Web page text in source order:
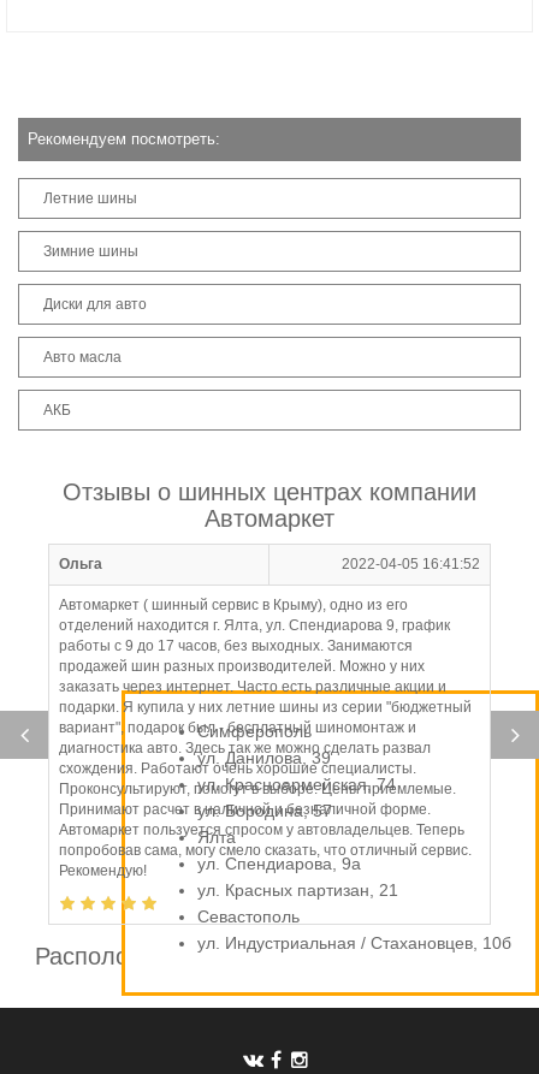
Рекомендуем посмотреть:
Летние шины
Зимние шины
Диски для авто
Авто масла
АКБ
Отзывы о шинных центрах компании
Автомаркет
Ольга 2022-04-05 16:41:52
Автомаркет ( шинный сервис в Крыму), одно из его
отделений находится г. Ялта, ул. Спендиарова 9, график
работы с 9 до 17 часов, без выходных. Занимаются
продажей шин разных производителей. Можно у них
заказать через интернет. Часто есть различные акции и
подарки. Я купила у них летние шины из серии "бюджетный
вариант", подарок был - бесплатный шиномонтаж и
диагностика авто. Здесь так же можно сделать развал
схождения. Работают очень хорошие специалисты.
Проконсультируют, помогут в выборе. Цены приемлемые.
Принимают расчет в наличной и безналичной форме.
Автомаркет пользуется спросом у автовладельцев. Теперь
попробовав сама, могу смело сказать, что отличный сервис.
Рекомендую!
Расположение шинных центров компании
Симферополь
ул. Данилова, 39
ул. Красноармейская, 74
ул. Бородина, 57
Ялта
ул. Спендиарова, 9а
ул. Красных партизан, 21
Севастополь
ул. Индустриальная / Стахановцев, 10б